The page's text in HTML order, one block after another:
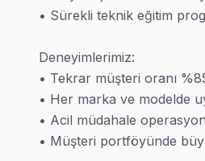
Bahçelievler
· Bahçelievler Samsung Servisi
· Bahçelievler LG Servisi
· Bahçelievler Panasonic
· Bahçelievler Toshiba
· Bahçelievler Sharp Servisi
· Bahçelievler TCL Servisi
· Bahçelievler Hisense
· Bahçelievler Telefunken
• Sürekli teknik eğitim
Deneyimlerimiz:
• Tekrar müşteri oranı
• Her marka ve modelde
• Acil müdahale
• Müşteri portföyünde